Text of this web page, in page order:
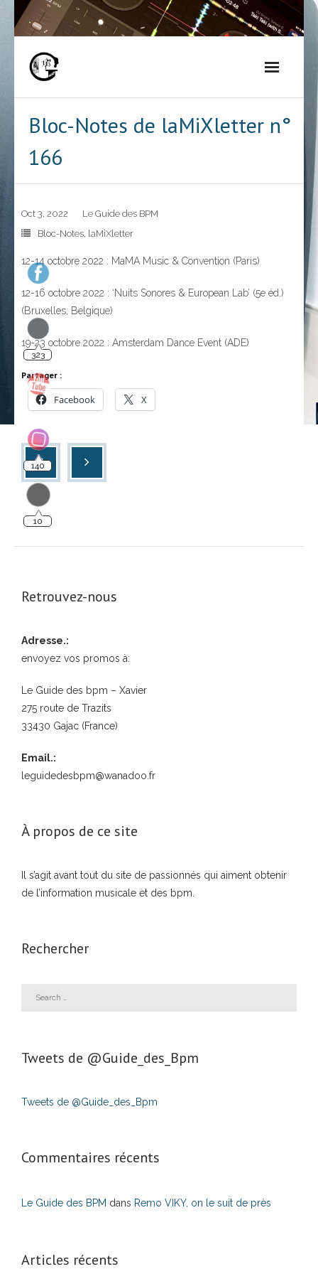
Skip
to
Bloc-Notes de laMiXletter n°
166
Oct 3, 2022
Le Guide des BPM
Bloc-Notes, laMiXletter
12-14 octobre 2022 : MaMA Music & Convention (Paris)
12-16 octobre 2022 : ‘Nuits Sonores & European Lab’ (5e éd.)
(Bruxelles, Belgique)
19-23 octobre 2022 : Amsterdam Dance Event (ADE)
Partager :
Facebook X
Retrouvez-nous
Adresse.:
envoyez vos promos à:
Le Guide des bpm – Xavier
275 route de Trazits
33430 Gajac (France)
Email.:
leguidedesbpm@wanadoo.fr
À propos de ce site
Il s’agit avant tout du site de passionnés qui aiment obtenir
de l’information musicale et des bpm.
Rechercher
Tweets de ‎@Guide_des_Bpm
Tweets de @Guide_des_Bpm
Commentaires récents
Le Guide des BPM dans Remo VIKY, on le suit de près
Articles récents
323
140
10